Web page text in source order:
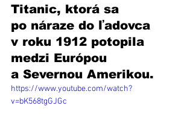
Titanic, ktorá sa
po náraze do ľadovca
v roku 1912 potopila
medzi Európou
a Severnou Amerikou.
https://www.youtube.com/watch?
v=bK568tgGJGc